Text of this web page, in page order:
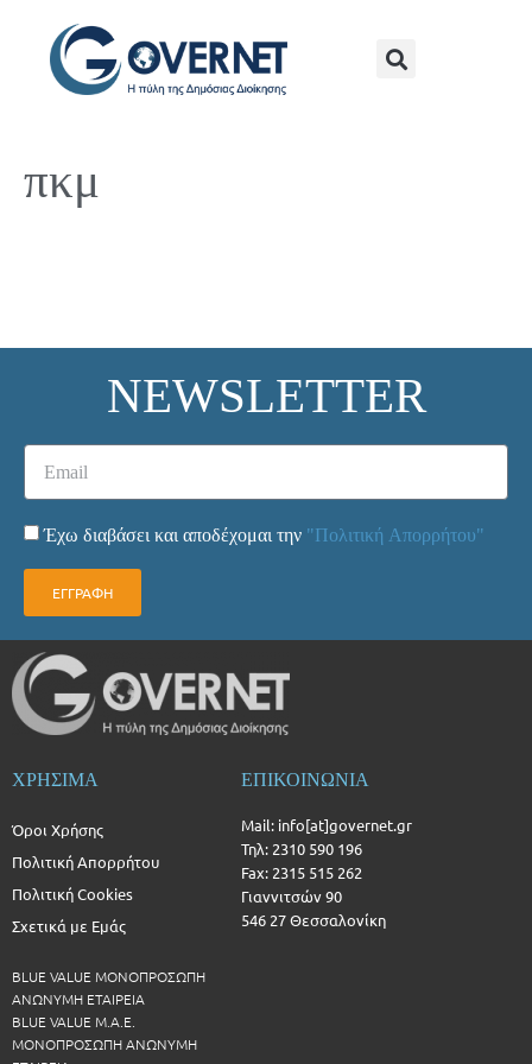
πκμ
NEWSLETTER
Έχω διαβάσει και αποδέχομαι την "Πολιτική Απορρήτου"
ΕΓΓΡΑΦΗ
ΧΡΗΣΙΜΑ
Όροι Χρήσης
Πολιτική Απορρήτου
Πολιτική Cookies
Σχετικά με Εμάς
BLUE VALUE ΜΟΝΟΠΡΟΣΩΠΗ
ΑΝΩΝΥΜΗ ΕΤΑΙΡΕΙΑ
BLUE VALUE Μ.Α.Ε.
ΜΟΝΟΠΡΟΣΩΠΗ ΑΝΩΝΥΜΗ
ΕΠΙΚΟΙΝΩΝΙΑ
Mail: info[at]governet.gr
Τηλ: 2310 590 196
Fax: 2315 515 262
Γιαννιτσών 90
546 27 Θεσσαλονίκη